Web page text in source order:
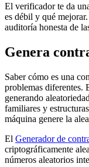
El verificador te da
es débil y qué
auditoría honesta de
Genera
Saber cómo es una
problemas diferentes.
generando
familiares y
máquina genere la
El Generador de
criptográficamente
números aleatorios